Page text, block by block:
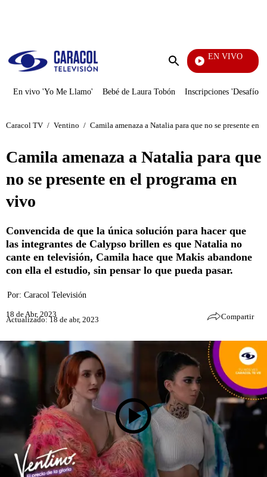
Enviar
EN VIVO
EFÉ
En vivo 'Yo Me Llamo' Bebé de Laura Tobón Inscripciones 'Desafío'
Caracol TV / Ventino / Camila amenaza a Natalia para que no se presente en
Camila amenaza a Natalia para que
no se presente en el programa en
vivo
Convencida de que la única solución para hacer que
las integrantes de Calypso brillen es que Natalia no
cante en televisión, Camila hace que Makis abandone
con ella el estudio, sin pensar lo que pueda pasar.
Por: Caracol Televisión
18 de Abr, 2023
Actualizado: 18 de abr, 2023 Compartir